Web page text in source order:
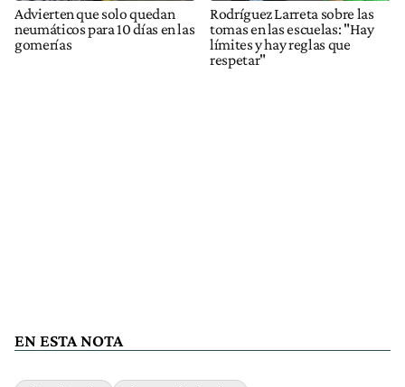
Advierten que solo quedan
neumáticos para 10 días en las
gomerías
Rodríguez Larreta sobre las
tomas en las escuelas: "Hay
límites y hay reglas que
respetar"
EN ESTA NOTA